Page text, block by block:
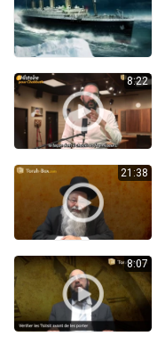
8:22
21:38
8:07